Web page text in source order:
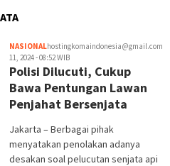
NASIONALhostingkomaindonesia@gmail.com
11, 2024 - 08:52 WIB
Polisi Dilucuti, Cukup
Bawa Pentungan Lawan
Penjahat Bersenjata
Jakarta – Berbagai pihak
menyatakan penolakan adanya
desakan soal pelucutan senjata api